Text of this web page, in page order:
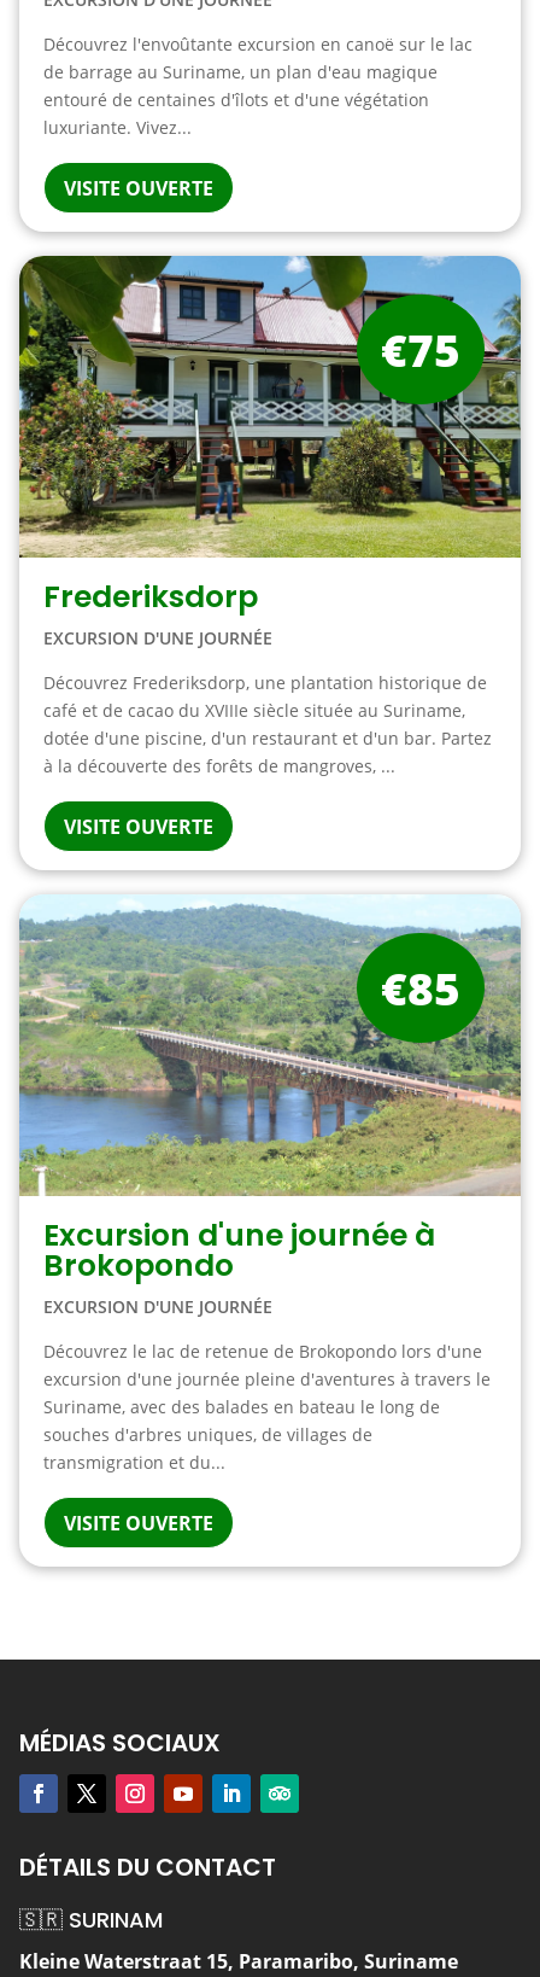
Découvrez l'envoûtante excursion en canoë sur le lac
de barrage au Suriname, un plan d'eau magique
entouré de centaines d'îlots et d'une végétation
luxuriante. Vivez...
VISITE OUVERTE
Frederiksdorp
EXCURSION D'UNE JOURNÉE
Découvrez Frederiksdorp, une plantation historique de
café et de cacao du XVIIIe siècle située au Suriname,
dotée d'une piscine, d'un restaurant et d'un bar. Partez
à la découverte des forêts de mangroves, ...
VISITE OUVERTE
€75
Excursion d'une journée à
Brokopondo
EXCURSION D'UNE JOURNÉE
Découvrez le lac de retenue de Brokopondo lors d'une
excursion d'une journée pleine d'aventures à travers le
Suriname, avec des balades en bateau le long de
souches d'arbres uniques, de villages de
transmigration et du...
VISITE OUVERTE
€85
MÉDIAS SOCIAUX
DÉTAILS DU CONTACT
🇸🇷 SURINAM
Kleine Waterstraat 15, Paramaribo, Suriname